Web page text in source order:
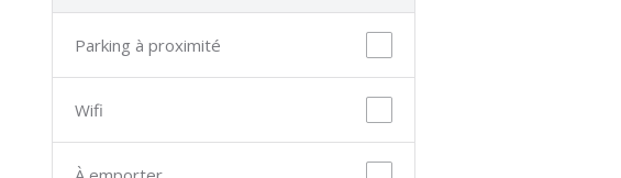
Parking à proximité
Wifi